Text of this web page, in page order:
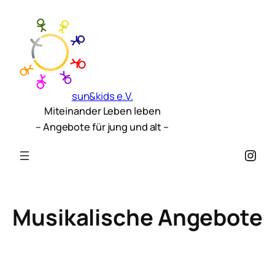
sun&kids e.V.
Miteinander Leben leben
– Angebote für jung und alt –
Musikalische Angebote